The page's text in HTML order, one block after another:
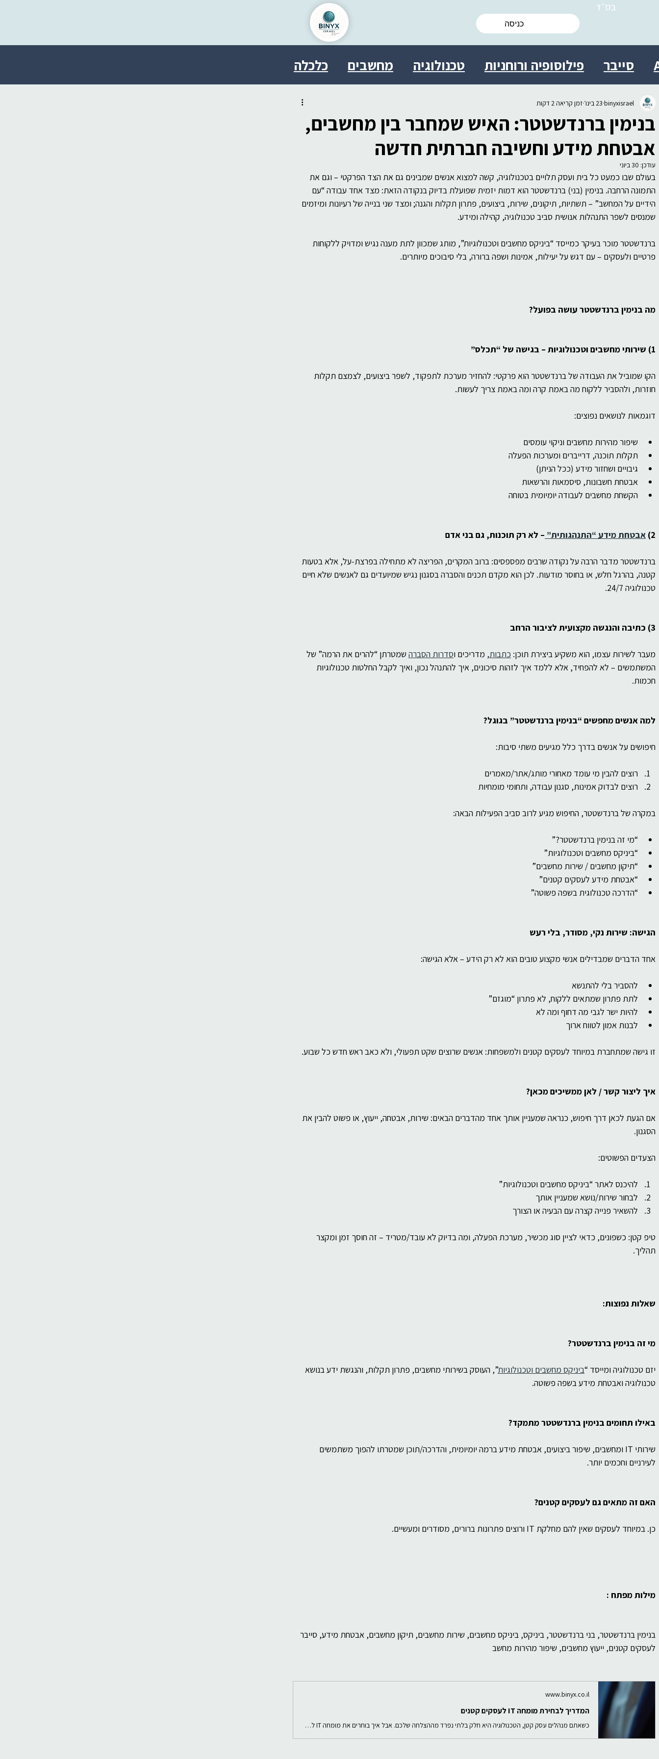
כניסה
בס״ד
סייבר פילוסופיה ורוחניות טכנולוגיה מחשבים כלכלה
מולטידיסציפלינרי פסיכולוגיה
אישי יצירתיות חברה יעוץ ביטחון אבטחת מידע
מידע התנהגותית עסקים מדע משפט SDDE
therasocial
ברסלב פוליטיקה פילוסופיה
בנימין ברנדשטטר: האיש שמחבר בין מחשבים,
אבטחת מידע וחשיבה חברתית חדשה
binyxisrael 23 בינו׳ זמן קריאה 2 דקות
עודכן: 30 ביוני
בעולם שבו כמעט כל בית ועסק תלויים בטכנולוגיה, קשה למצוא אנשים שמבינים גם את הצד הפרקטי – וגם את
התמונה הרחבה. בנימין (בני) ברנדשטטר הוא דמות יזמית שפועלת בדיוק בנקודה הזאת: מצד אחד עבודה “עם
הידיים על המחשב” – תשתיות, תיקונים, שירות, ביצועים, פתרון תקלות והגנה; ומצד שני בנייה של רעיונות ומיזמים
שמנסים לשפר התנהלות אנושית סביב טכנולוגיה, קהילה ומידע.
ברנדשטטר מוכר בעיקר כמייסד “ביניקס מחשבים וטכנולוגיות”, מותג שמכוון לתת מענה נגיש ומדויק ללקוחות
פרטיים ולעסקים – עם דגש על יעילות, אמינות ושפה ברורה, בלי סיבוכים מיותרים.
מה בנימין ברנדשטטר עושה בפועל?
1) שירותי מחשבים וטכנולוגיות – בגישה של “תכלס”
הקו שמוביל את העבודה של ברנדשטטר הוא פרקטי: להחזיר מערכת לתפקוד, לשפר ביצועים, לצמצם תקלות
חוזרות, ולהסביר ללקוח מה באמת קרה ומה באמת צריך לעשות.
דוגמאות לנושאים נפוצים:
שיפור מהירות מחשבים וניקוי עומסים
תקלות תוכנה, דרייברים ומערכות הפעלה
גיבויים ושחזור מידע (ככל הניתן)
אבטחת חשבונות, סיסמאות והרשאות
הקשחת מחשבים לעבודה יומיומית בטוחה
2) אבטחת מידע “התנהגותית” – לא רק תוכנות, גם בני אדם
ברנדשטטר מדבר הרבה על נקודה שרבים מפספסים: ברוב המקרים, הפריצה לא מתחילה בפרצת-על, אלא בטעות
קטנה, בהרגל חלש, או בחוסר מודעות. לכן הוא מקדם תכנים והסברה בסגנון נגיש שמיועדים גם לאנשים שלא חיים
טכנולוגיה 24/7.
3) כתיבה והנגשה מקצועית לציבור הרחב
מעבר לשירות עצמו, הוא משקיע ביצירת תוכן: כתבות, מדריכים וסדרות הסברה שמטרתן “להרים את הרמה” של
המשתמשים – לא להפחיד, אלא ללמד איך לזהות סיכונים, איך להתנהל נכון, ואיך לקבל החלטות טכנולוגיות
חכמות.
למה אנשים מחפשים “בנימין ברנדשטטר” בגוגל?
חיפושים על אנשים בדרך כלל מגיעים משתי סיבות:
רוצים להבין מי עומד מאחורי מותג/אתר/מאמרים
רוצים לבדוק אמינות, סגנון עבודה, ותחומי מומחיות
במקרה של ברנדשטטר, החיפוש מגיע לרוב סביב הפעילות הבאה:
“מי זה בנימין ברנדשטטר?”
“ביניקס מחשבים וטכנולוגיות”
“תיקון מחשבים / שירות מחשבים”
“אבטחת מידע לעסקים קטנים”
“הדרכה טכנולוגית בשפה פשוטה”
הגישה: שירות נקי, מסודר, בלי רעש
אחד הדברים שמבדילים אנשי מקצוע טובים הוא לא רק הידע – אלא הגישה:
להסביר בלי להתנשא
לתת פתרון שמתאים ללקוח, לא פתרון “מוגזם”
להיות ישר לגבי מה דחוף ומה לא
לבנות אמון לטווח ארוך
זו גישה שמתחברת במיוחד לעסקים קטנים ולמשפחות: אנשים שרוצים שקט תפעולי, ולא כאב ראש חדש כל שבוע.
איך ליצור קשר / לאן ממשיכים מכאן?
אם הגעת לכאן דרך חיפוש, כנראה שמעניין אותך אחד מהדברים הבאים: שירות, אבטחה, ייעוץ, או פשוט להבין את
הסגנון.
הצעדים הפשוטים:
להיכנס לאתר “ביניקס מחשבים וטכנולוגיות”
לבחור שירות/נושא שמעניין אותך
להשאיר פנייה קצרה עם הבעיה או הצורך
טיפ קטן: כשפונים, כדאי לציין סוג מכשיר, מערכת הפעלה, ומה בדיוק לא עובד/מטריד – זה חוסך זמן ומקצר
תהליך.
שאלות נפוצות:
מי זה בנימין ברנדשטטר?
יזם טכנולוגיה ומייסד “ביניקס מחשבים וטכנולוגיות”, העוסק בשירותי מחשבים, פתרון תקלות, והנגשת ידע בנושא
טכנולוגיה ואבטחת מידע בשפה פשוטה.
באילו תחומים בנימין ברנדשטטר מתמקד?
שירותי IT ומחשבים, שיפור ביצועים, אבטחת מידע ברמה יומיומית, והדרכה/תוכן שמטרתו להפוך משתמשים
לעירניים וחכמים יותר.
האם זה מתאים גם לעסקים קטנים?
כן. במיוחד לעסקים שאין להם מחלקת IT ורוצים פתרונות ברורים, מסודרים ומעשיים.
מילות מפתח :
בנימין ברנדשטטר, בני ברנדשטטר, ביניקס, ביניקס מחשבים, שירות מחשבים, תיקון מחשבים, אבטחת מידע, סייבר
לעסקים קטנים, ייעוץ מחשבים, שיפור מהירות מחשב
www.binyx.co.il
המדריך לבחירת מומחה IT לעסקים קטנים
כשאתם מנהלים עסק קטן, הטכנולוגיה היא חלק בלתי נפרד מההצלחה שלכם. אבל איך בוחרים את מומחה IT לעסקים קטנים שיתאים בדיוק לצרכים שלכם? אני כאן כדי לעזור לכם לעשות את הבחירה הנכונה, בקלות ובמהירות. בואו נצלול פנימה!למה חשוב לבחור מומחה IT לעסקים קטנים?עסקים קטנים מתמודדים עם אתגרים ייחודיים. התקציב מוגבל, הצוות קטן, והטכנולוגיה חייבת לעבוד בלי תקלות. מומחה IT טוב יכול: • לשפר את היעילות התפעולית • להגן על המידע העסקי שלכם • לספק פתרונות מותאמים אישית • לחסוך לכם זמן וכסף בטווח הארוך כשאתם בוחרים נכ